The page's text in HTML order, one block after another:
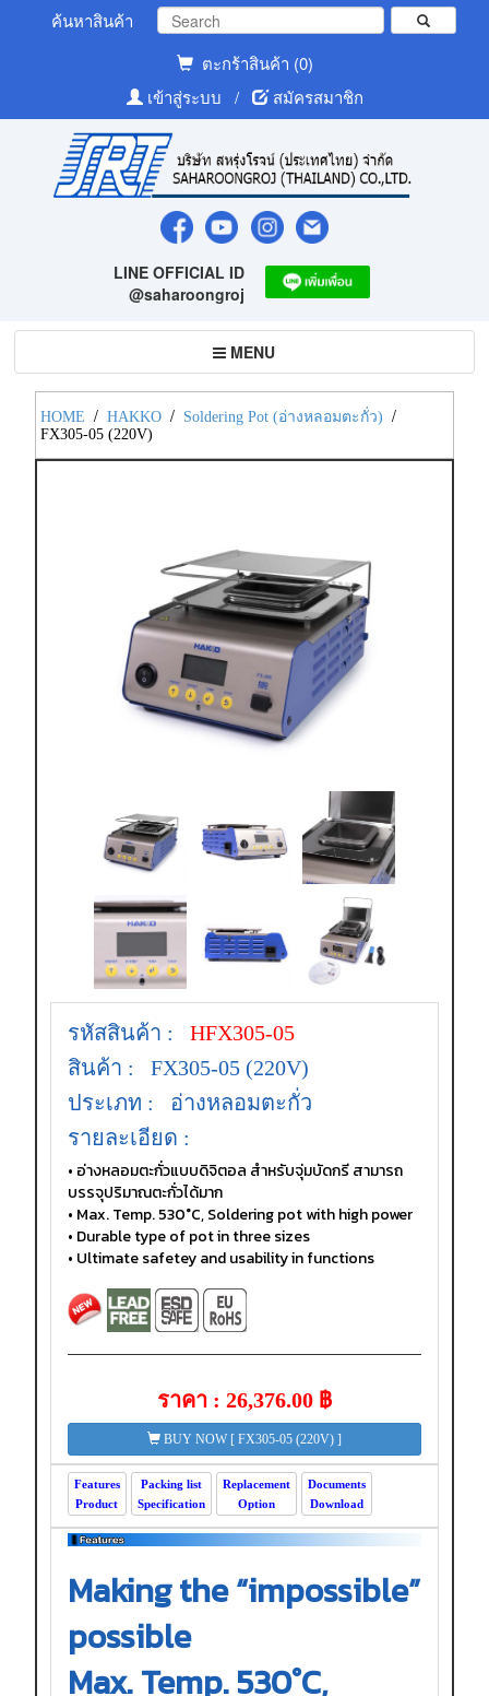
ค้นหาสินค้า
ตะกร้าสินค้า (0)
เข้าสู่ระบบ
/ สมัครสมาชิก
LINE OFFICIAL ID
@saharoongroj
Toggle
navigation
MENU
HOME / HAKKO / Soldering Pot (อ่างหลอมตะกั่ว) /
FX305-05 (220V)
รหัสสินค้า : HFX305-05
สินค้า : FX305-05 (220V)
ประเภท : อ่างหลอมตะกั่ว
รายละเอียด :
• อ่างหลอมตะกั่วแบบดิจิตอล สำหรับจุ่มบัดกรี สามารถ
บรรจุปริมาณตะกั่วได้มาก
• Max. Temp. 530°C, Soldering pot with high power
• Durable type of pot in three sizes
• Ultimate safetey and usability in functions
ราคา : 26,376.00 ฿
BUY NOW [ FX305-05 (220V) ]
Features
Product
Packing list
Specification
Replacement
Option
Documents
Download
Making the “impossible”
possible
Max. Temp. 530°C,